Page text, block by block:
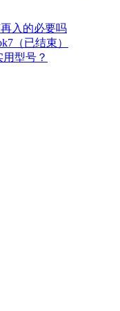
入的必要吗
（已结束）
型号？